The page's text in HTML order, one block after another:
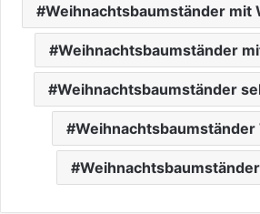
Weihnachtsbaumständer mit
Weihnachtsbaumständer
Weihnachtsbaumständer